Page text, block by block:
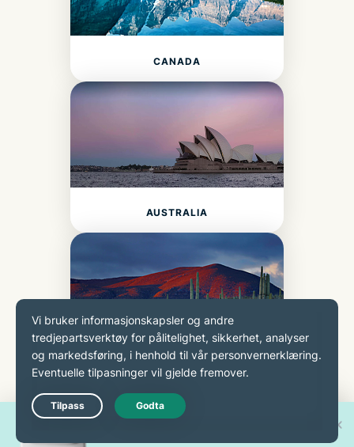
CANADA
AUSTRALIA
Vinn en av 30 splitter nye